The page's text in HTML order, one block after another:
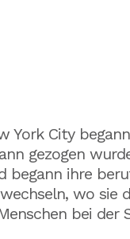
York City
gezogen
begann ihre
wo sie
bei